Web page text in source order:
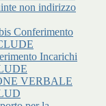
non indirizzo
Conferimento
Incarichi
VERBALE